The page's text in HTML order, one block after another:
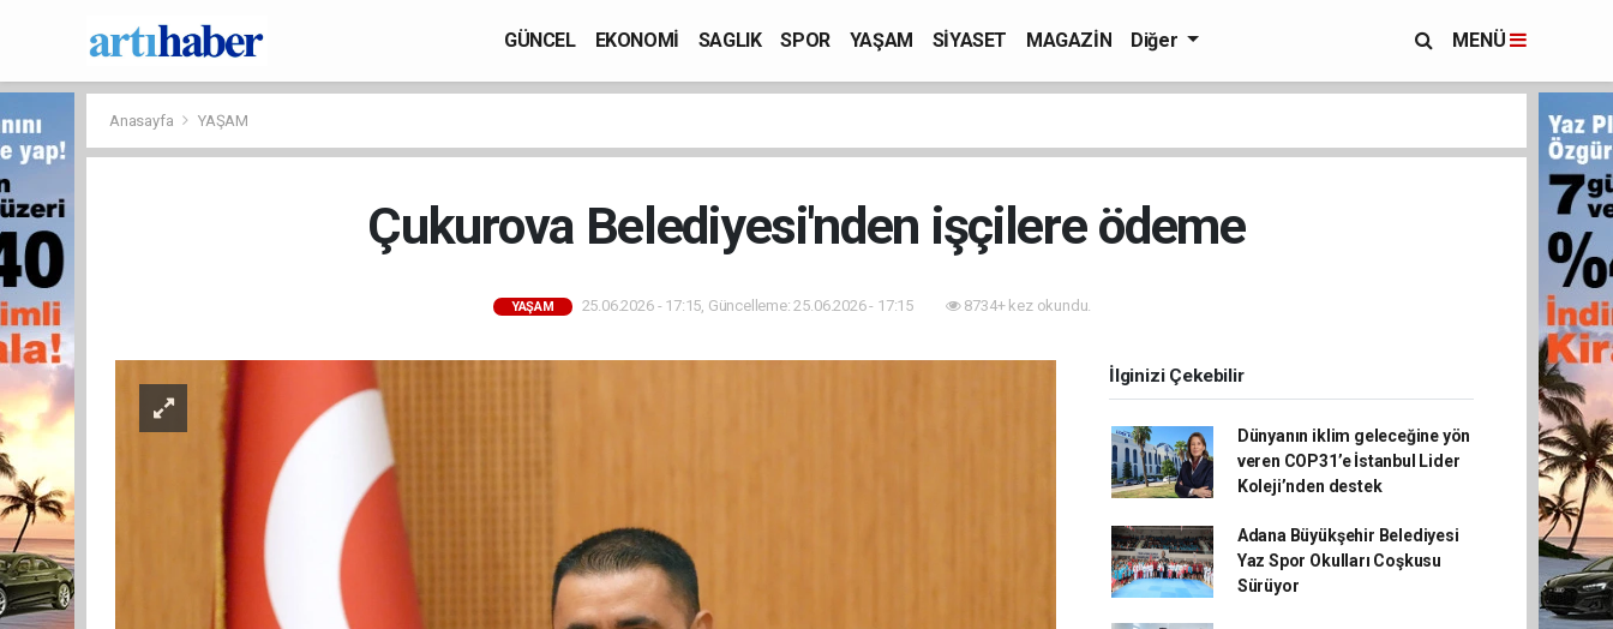
GÜNCEL EKONOMİ SAGLIK SPOR YAŞAM SİYASET MAGAZİN Diğer MENÜ
Anasayfa YAŞAM
Çukurova Belediyesi'nden işçilere ödeme
YAŞAM 25.06.2026 - 17:15, Güncelleme: 25.06.2026 - 17:15 8734+ kez okundu.
İlginizi Çekebilir
Dünyanın iklim geleceğine yön
veren COP31’e İstanbul Lider
Koleji’nden destek
Adana Büyükşehir Belediyesi
Yaz Spor Okulları Coşkusu
Sürüyor